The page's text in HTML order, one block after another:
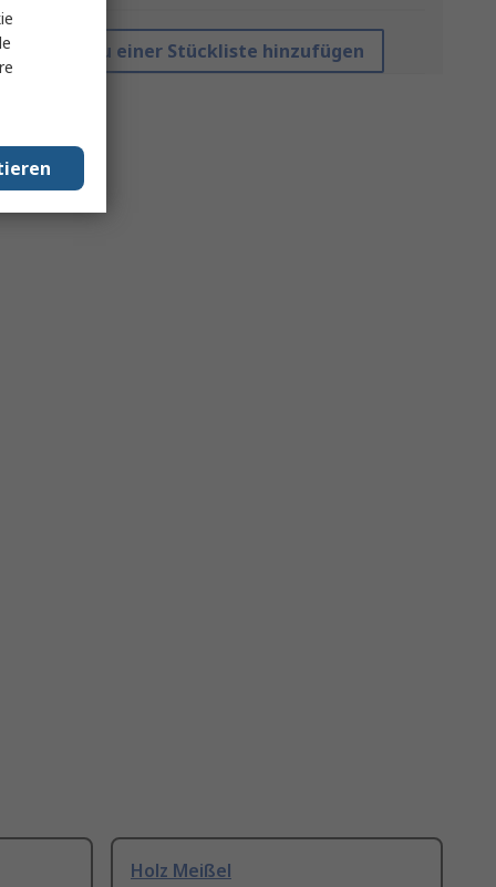
Zu einer Stückliste hinzufügen
Holz Meißel